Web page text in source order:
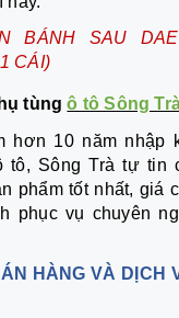
BÁNH SAU
CÁI)
tùngô tô Sông
hơn 10 năm nhập
tô, Sông Trà tự tin
phẩm tốt nhất, giá
phục vụ chuyên
HÀNG VÀ DỊCH